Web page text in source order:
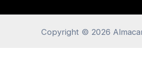
Copyright © 2026